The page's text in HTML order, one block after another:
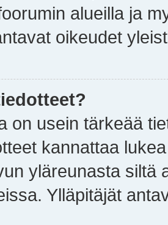
alueilla ja
oikeudet
on usein tärkeää
kannattaa
yläreunasta siltä
Ylläpitäjät